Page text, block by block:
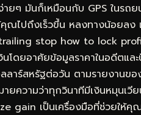
ายๆ มันก็เหมือนกับ GPS ในร
ณไปถึงเร็วขึ้น หลงทางน้อยลง
trailing stop how to lock
งินโดยอาศัยข้อมูลราคาในอดีต
ลาร์สหรัฐต่อวัน ตามรายงาน
ความว่าทุกวินาทีมีเงินหมุนเวี
gain เป็นเครื่องมือที่ช่วยให้คุณ